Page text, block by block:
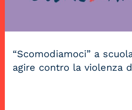
“Scomodiamoci” a
agire contro la violenza